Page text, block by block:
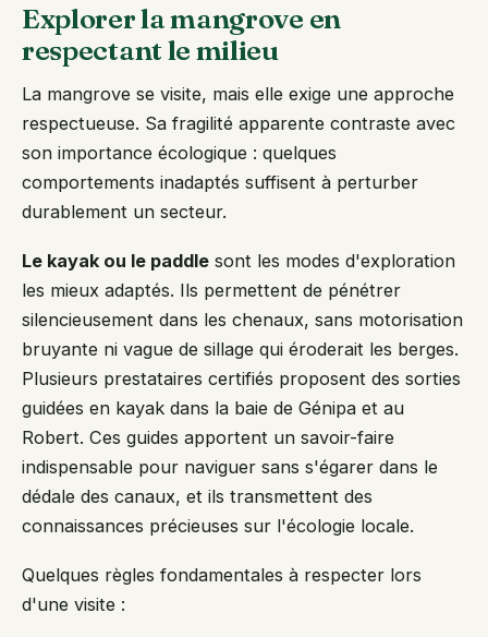
Explorer la mangrove en
respectant le milieu
La mangrove se visite, mais elle exige une approche
respectueuse. Sa fragilité apparente contraste avec
son importance écologique : quelques
comportements inadaptés suffisent à perturber
durablement un secteur.
Le kayak ou le paddle sont les modes d'exploration
les mieux adaptés. Ils permettent de pénétrer
silencieusement dans les chenaux, sans motorisation
bruyante ni vague de sillage qui éroderait les berges.
Plusieurs prestataires certifiés proposent des sorties
guidées en kayak dans la baie de Génipa et au
Robert. Ces guides apportent un savoir-faire
indispensable pour naviguer sans s'égarer dans le
dédale des canaux, et ils transmettent des
connaissances précieuses sur l'écologie locale.
Quelques règles fondamentales à respecter lors
d'une visite :